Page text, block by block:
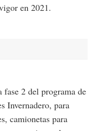
en 2021.
fase 2 del programa de
Invernadero, para
camionetas para